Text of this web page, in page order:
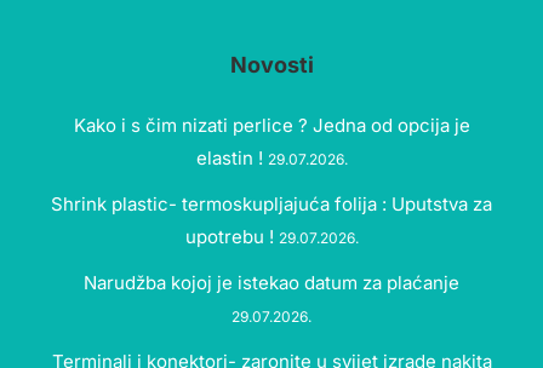
Novosti
Kako i s čim nizati perlice ? Jedna od opcija je
elastin ! 29.07.2026.
Shrink plastic- termoskupljajuća folija : Uputstva za
upotrebu ! 29.07.2026.
Narudžba kojoj je istekao datum za plaćanje
29.07.2026.
Terminali i konektori- zaronite u svijet izrade nakita